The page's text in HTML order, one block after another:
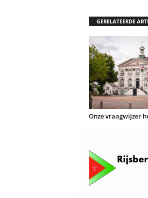
GERELATEERDE
Onze vraagwijzer